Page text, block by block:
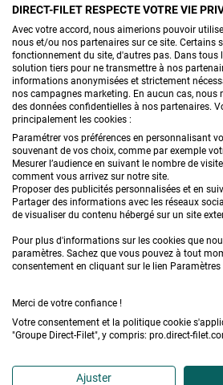
CONTACTEZ-
PRODUITS
CONSEILS
FAQ
DEMANDE DE DEVIS
Confidentialité & données
Plan du site
Accédez à
DIRECT-FILET RESPECTE VOTRE VIE
Avec votre accord, nous aimerions pouvoir
nous et/ou nos partenaires sur ce site. Certains
fonctionnement du site, d'autres pas. Dans tous
solution tiers pour ne transmettre à nos
informations anonymisées et strictement
nos campagnes marketing. En aucun cas, nous
des données confidentielles à nos partenaires.
principalement les cookies :
Paramétrer vos préférences en personnalisant
souvenant de vos choix, comme par exemple
Mesurer l’audience en suivant le nombre de
comment vous arrivez sur notre site.
Proposer des publicités personnalisées et en
Partager des informations avec les réseaux
de visualiser du contenu hébergé sur un site
Pour plus d'informations sur les cookies que
paramètres. Sachez que vous pouvez à tout
consentement en cliquant sur le lien Paramètres
Merci de votre confiance !
Votre consentement et la politique cookie
"Groupe Direct-Filet", y compris: pro.direct-
Ajuster